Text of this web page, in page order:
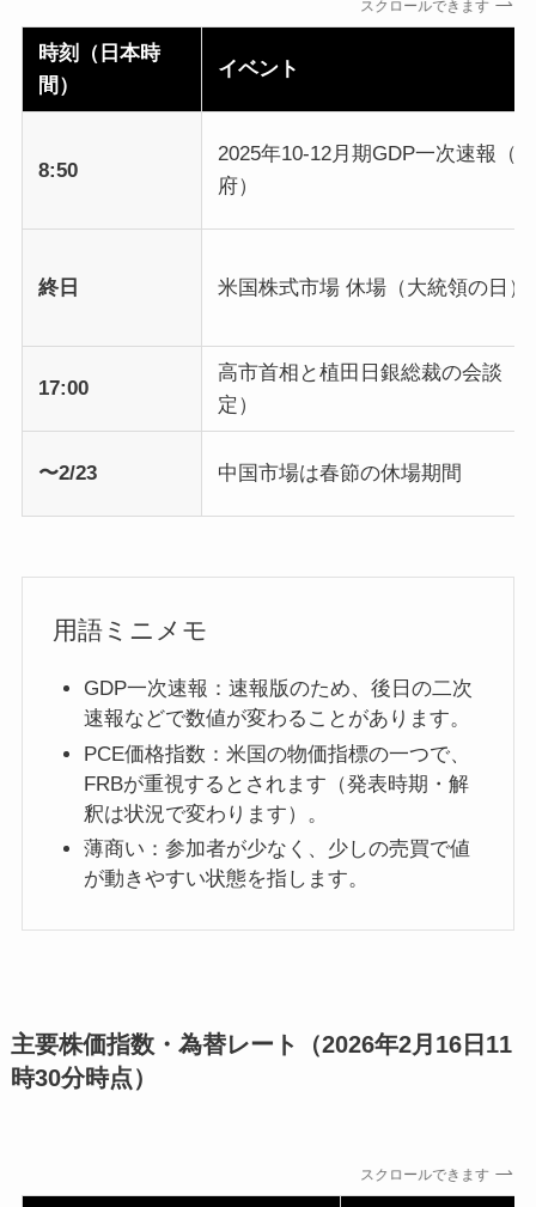
スクロールできます
時刻（日本時
間）
イベント
8:50
2025年10-12月期GDP一次速報（
府）
終日 米国株式市場 休場（大統領の日）
17:00
高市首相と植田日銀総裁の会談（
定）
〜2/23 中国市場は春節の休場期間
用語ミニメモ
GDP一次速報：速報版のため、後日の二次
速報などで数値が変わることがあります。
PCE価格指数：米国の物価指標の一つで、
FRBが重視するとされます（発表時期・解
釈は状況で変わります）。
薄商い：参加者が少なく、少しの売買で値
が動きやすい状態を指します。
主要株価指数・為替レート（2026年2月16日11
時30分時点）
スクロールできます